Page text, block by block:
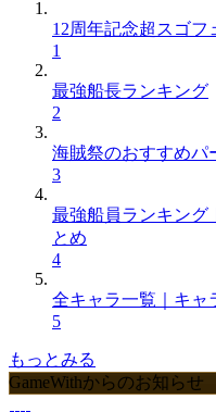
12周年記念超スゴフ
1
最強船長ランキング
2
海賊祭のおすすめパ
3
最強船員ランキング
とめ
4
全キャラ一覧｜キャ
5
もっとみる
GameWithからのお知らせ